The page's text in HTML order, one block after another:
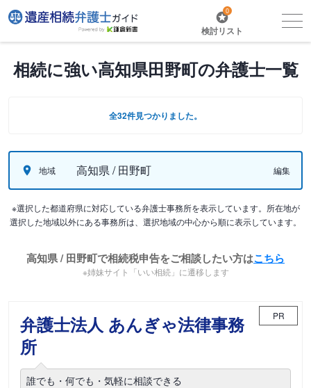
0
検討リスト
相続に強い高知県田野町の弁護士一覧
全32件見つかりました。
地域 高知県 / 田野町 編集
※選択した都道府県に対応している弁護士事務所を表示しています。所在地が
選択した地域以外にある事務所は、選択地域の中心から順に表示しています。
高知県 / 田野町で相続税申告をご相談したい方はこちら
※姉妹サイト「いい相続」に遷移します
弁護士法人 あんぎゃ法律事務
所
PR
誰でも・何でも・気軽に相談できる